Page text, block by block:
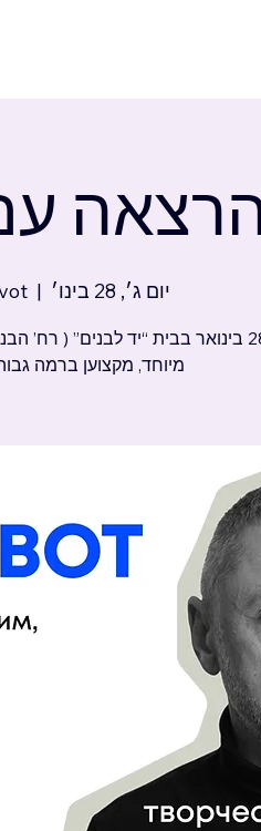
יום ג׳, 28 בינו׳
  |
מיוחד, מקצוען ברמה